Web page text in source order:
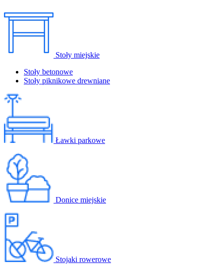
Stoły miejskie
Stoły betonowe
Stoły piknikowe drewniane
Ławki parkowe
Donice miejskie
Stojaki rowerowe